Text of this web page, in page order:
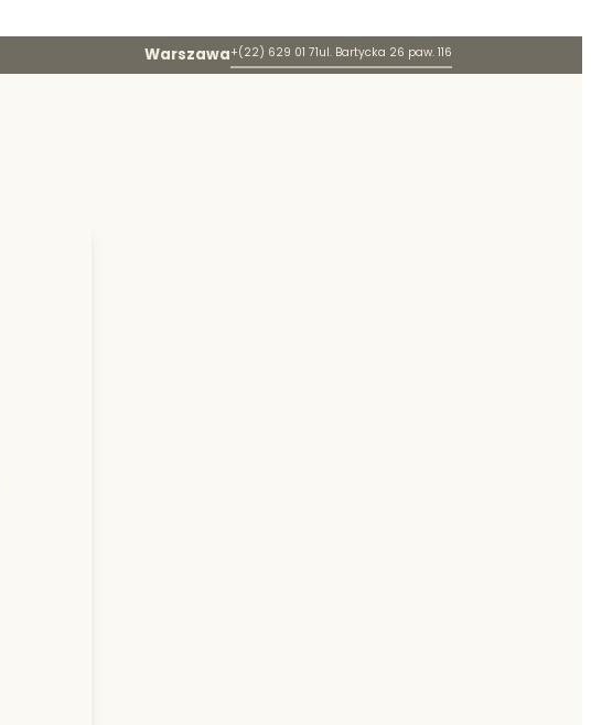
Warszawa+(22) 629 01 71ul. Bartycka 26 paw. 116